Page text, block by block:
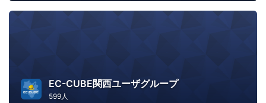
EC-CUBE関西ユーザグループ
599人